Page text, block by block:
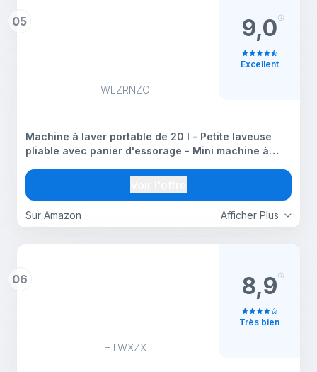
05
WLZRNZO
Afficher Plus
Sur Amazon
Machine à laver portable de 20 l - Petite laveuse
pliable avec panier d'essorage - Mini machine à
vêtements de bébé, sous-vêtements, chaussettes
9,0
Excellent
06
HTWXZX
8,9
Très bien